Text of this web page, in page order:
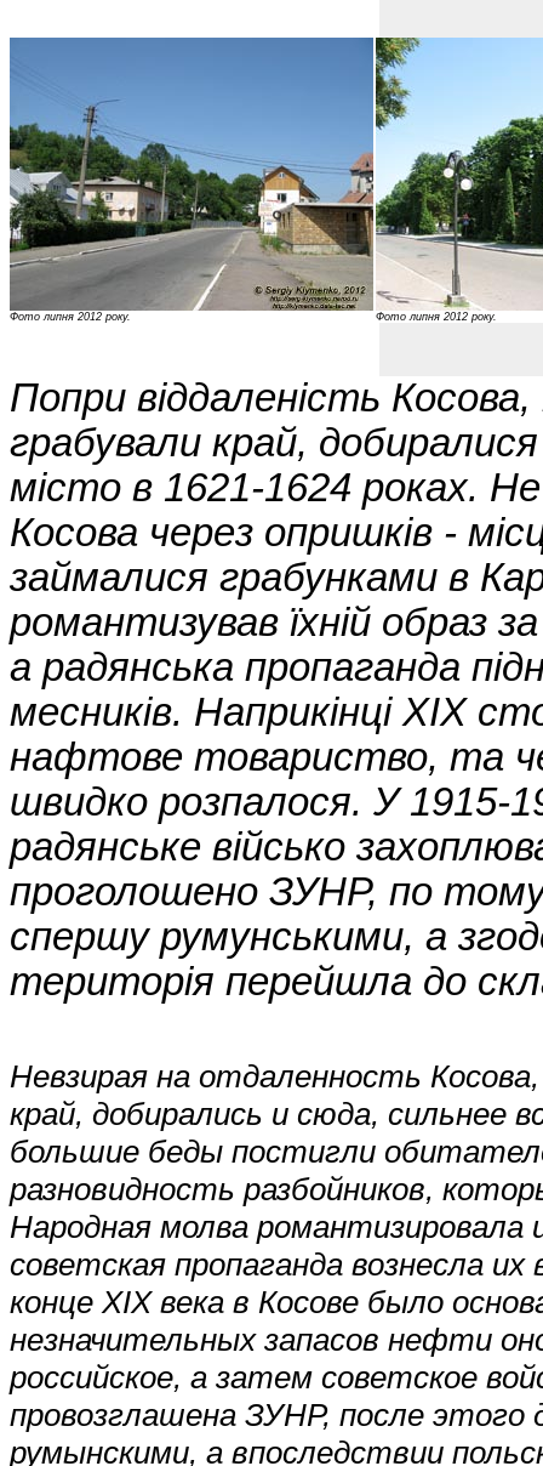
Фото липня 2012 року. Фото липня 2012 року.
Попри віддаленість
грабували край,
місто в 1621-1624 роках.
Косова через опришків -
займалися грабунками в
романтизував їхній образ
а радянська пропаганда
месників. Наприкінці XIX
нафтове товариство, та
швидко розпалося. У 1915-
радянське військо
проголошено ЗУНР, по тому
спершу румунськими, а
територія перейшла до
Невзирая на отдаленность
край, добирались и сюда, сильнее
большие беды постигли
разновидность разбойников,
Народная молва романтизировала
советская пропаганда вознесла
конце XIX века в Косове было
незначительных запасов нефти
российское, а затем советское
провозглашена ЗУНР, после этого
румынскими, а впоследствии